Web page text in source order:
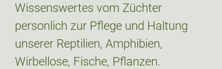
Wissenswertes vom Züchter
personlich zur Pflege und Haltung
unserer Reptilien, Amphibien,
Wirbellose, Fische, Pflanzen.